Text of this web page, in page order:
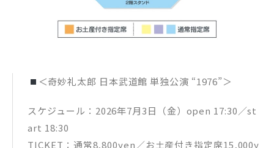
＜奇妙礼太郎 日本武道館 単独公演 “1976”＞
スケジュール：2026年7月3日（金）open 17:30／st
art 18:30
TICKET：通常8,800yen／お土産付き指定席15,000y